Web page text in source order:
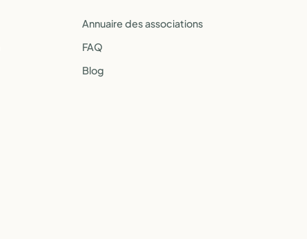
Annuaire des associations
FAQ
Blog